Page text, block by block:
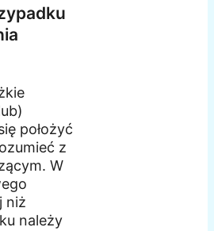
położyć
z
W
niż
należy